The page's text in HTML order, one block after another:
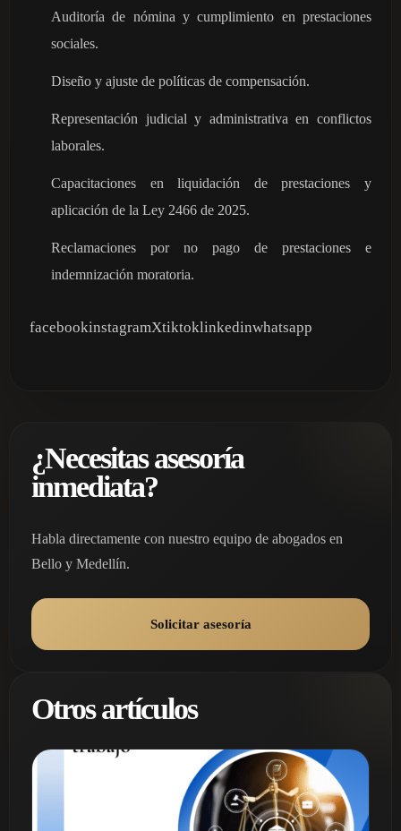
Auditoría de nómina y cumplimiento en prestaciones
sociales.
Diseño y ajuste de políticas de compensación.
Representación judicial y administrativa en conflictos
laborales.
Capacitaciones en liquidación de prestaciones y
aplicación de la Ley 2466 de 2025.
Reclamaciones por no pago de prestaciones e
indemnización moratoria.
facebookinstagramXtiktoklinkedinwhatsapp
¿Necesitas asesoría
inmediata?
Habla directamente con nuestro equipo de abogados en
Bello y Medellín.
Solicitar asesoría
Otros artículos